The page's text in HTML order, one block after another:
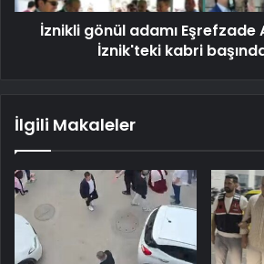
İznikli gönül adamı Eşrefzade
İznik'teki kabri
İlgili Makaleler